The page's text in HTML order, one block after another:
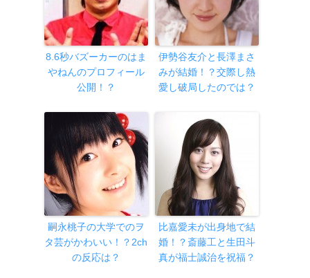
8.6秒バズーカーのはま
やねんのプロフィール
公開！？
伊勢谷友介と長澤まさ
みが結婚！？交際し熱
愛し破局したのでは？
嗣永桃子の大学でのヲ
タ芸がかわいい！？2ch
の反応は？
比嘉愛未が出身地で結
婚！？斎藤工と生田斗
真が福士誠治を祝福？